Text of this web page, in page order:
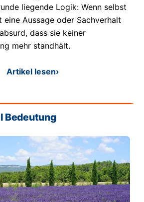
liegende Logik: Wenn selbst
eine Aussage oder Sachverhalt
dass sie keiner
mehr standhält.
Artikel lesen›
Bedeutung